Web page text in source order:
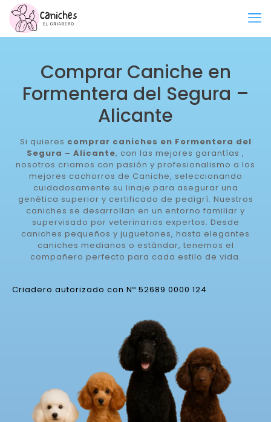
Comprar Caniche en
Formentera del Segura –
Alicante
Si quieres comprar caniches en Formentera del
Segura – Alicante, con las mejores garantías ,
nosotros criamos con pasión y profesionalismo a los
mejores cachorros de Caniche, seleccionando
cuidadosamente su linaje para asegurar una
genética superior y certificado de pedigrí. Nuestros
caniches se desarrollan en un entorno familiar y
supervisado por veterinarios expertos. Desde
caniches pequeños y juguetones, hasta elegantes
caniches medianos o estándar, tenemos el
compañero perfecto para cada estilo de vida.
Criadero autorizado con Nº 52689 0000 124